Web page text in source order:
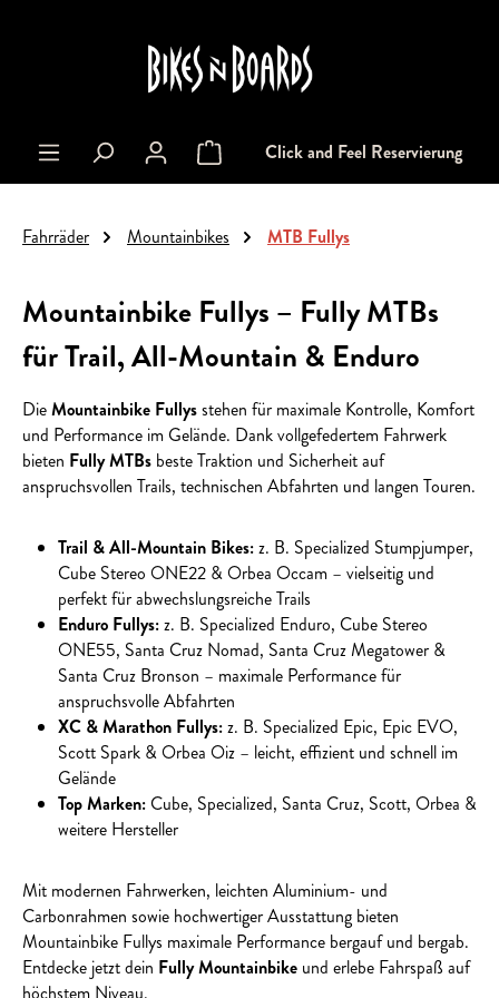
Warenkorb enthält 0 Positionen. Der
Click and Feel Reservierung
Fahrräder Mountainbikes MTB Fullys
Mountainbike Fullys – Fully MTBs
für Trail, All-Mountain & Enduro
DieMountainbike Fullysstehen für maximale Kontrolle, Komfort
und Performance im Gelände. Dank vollgefedertem Fahrwerk
bieten Fully MTBs beste Traktion und Sicherheit auf
anspruchsvollen Trails, technischen Abfahrten und langen Touren.
Trail & All-Mountain Bikes:z. B. Specialized Stumpjumper,
Cube Stereo ONE22 & Orbea Occam – vielseitig und
perfekt für abwechslungsreiche Trails
Enduro Fullys:z. B. Specialized Enduro, Cube Stereo
ONE55, Santa Cruz Nomad, Santa Cruz Megatower &
Santa Cruz Bronson – maximale Performance für
anspruchsvolle Abfahrten
XC & Marathon Fullys:z. B. Specialized Epic, Epic EVO,
Scott Spark & Orbea Oiz – leicht, effizient und schnell im
Gelände
Top Marken:Cube, Specialized, Santa Cruz, Scott, Orbea &
weitere Hersteller
Mit modernen Fahrwerken, leichten Aluminium- und
Carbonrahmen sowie hochwertiger Ausstattung bieten
Mountainbike Fullys maximale Performance bergauf und bergab.
Entdecke jetzt dein Fully Mountainbike und erlebe Fahrspaß auf